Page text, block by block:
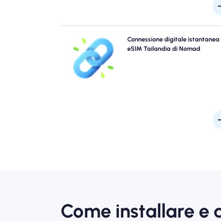
Connessione digitale istantanea
eSIM Tailandia di Nomad
Salta le code e dimentica le sim. Attiva il tuo
Tailandia eSIM istantaneamente dal tuo
una connettività rapida 4G/5G. Ottieni
momento in cui arrivi all'aeroporto senza
Come installare e